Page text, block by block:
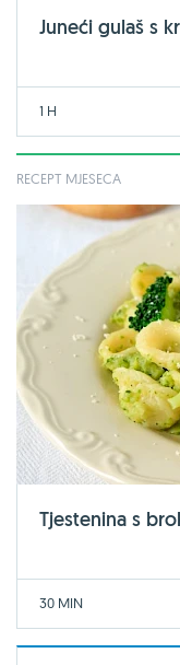
Juneći gulaš s
1 H
RECEPT MJESECA
Tjestenina s
30 MIN